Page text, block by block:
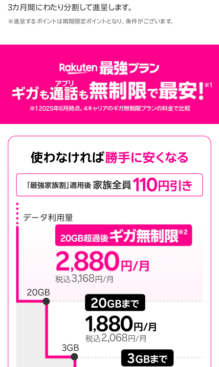
3カ月間にわたり分割して進呈します。
※進呈するポイントは期間限定ポイントとなり、条件がございます。